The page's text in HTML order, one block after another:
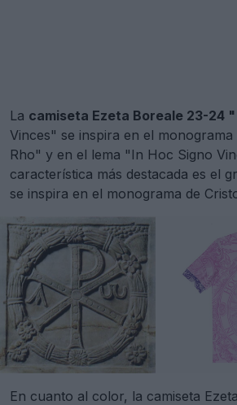
La camiseta Ezeta Boreale 23-24 "
Vinces" se inspira en el
Rho" y en el lema "In Hoc Signo
característica más destacada es el
se inspira en el monograma de
En cuanto al color, la camiseta